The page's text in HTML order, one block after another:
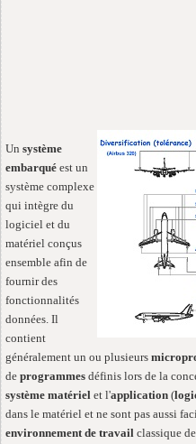
Un système
embarqué est un
système complexe
qui intègre du
logiciel et du
matériel conçus
ensemble afin de
fournir des
fonctionnalités
données. Il
contient
généralement un ou plusieurs
de programmes définis lors de la
système matériel et l'application (
dans le matériel et ne sont pas aussi
environnement de travail classique